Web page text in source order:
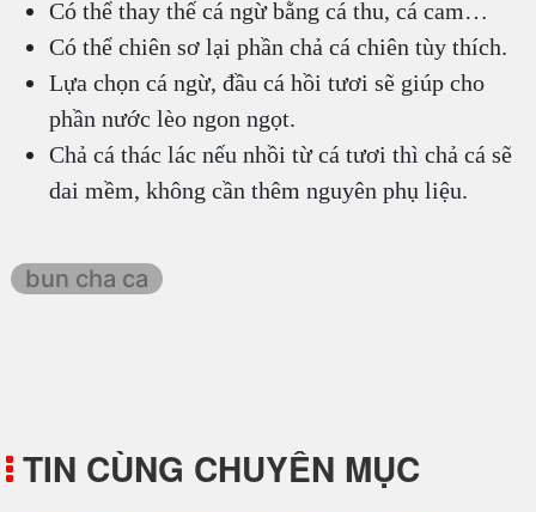
Có thể thay thế cá ngừ bằng cá thu, cá cam…
Có thể chiên sơ lại phần chả cá chiên tùy thích.
Lựa chọn cá ngừ, đầu cá hồi tươi sẽ giúp cho
phần nước lèo ngon ngọt.
Chả cá thác lác nếu nhồi từ cá tươi thì chả cá sẽ
dai mềm, không cần thêm nguyên phụ liệu.
bun cha ca
TIN CÙNG CHUYÊN MỤC